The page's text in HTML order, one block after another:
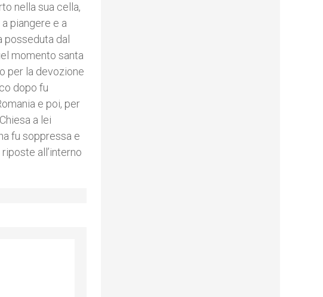
nella sua cella,
piangere e a
dal
momento santa
per la devozione
dopo fu
e poi, per
a lei
fu soppressa e
all’interno